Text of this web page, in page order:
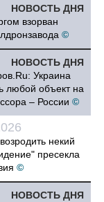
НОВОСТЬ ДНЯ
взорван
©
НОВОСТЬ ДНЯ
Украина
любой объект на
– России ©
некий
пресекла
©
НОВОСТЬ ДНЯ